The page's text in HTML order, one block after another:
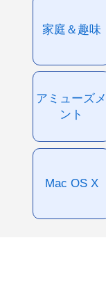
家庭＆趣味
アミューズメ
ント
Mac OS X